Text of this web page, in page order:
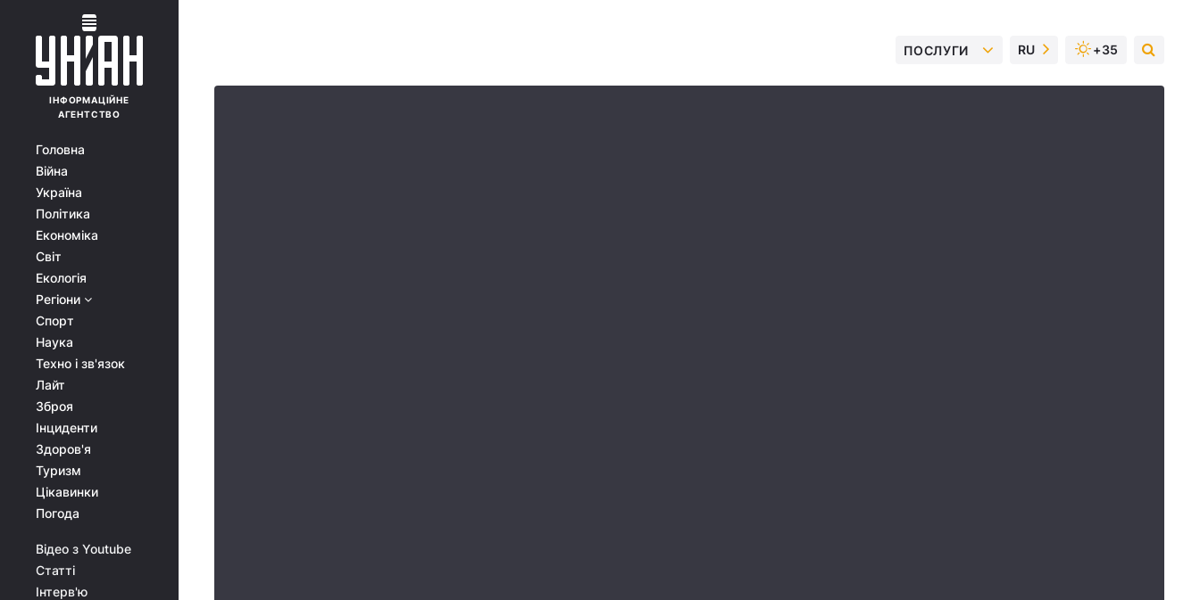
ІНФОРМАЦІЙНЕ
АГЕНТСТВО
Головна
Війна
Україна
Політика
Економіка
Світ
Екологія
Регіони
Спорт
Наука
Техно і зв'язок
Лайт
Зброя
Інциденти
Здоров'я
Туризм
Цікавинки
Погода
Відео з Youtube
Статті
Інтерв'ю
ПОСЛУГИ RU +35